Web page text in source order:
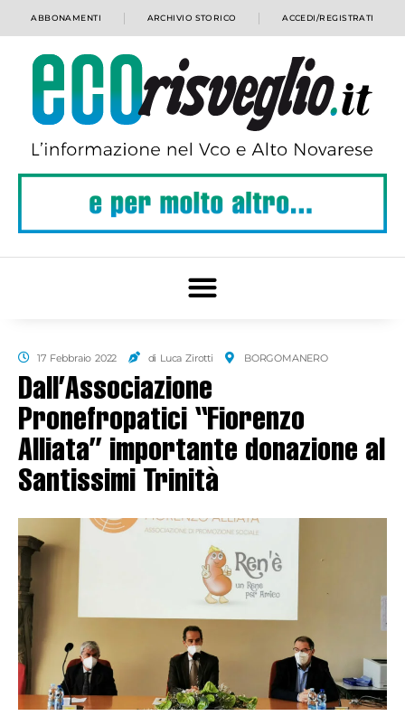
ABBONAMENTI ARCHIVIO STORICO ACCEDI/REGISTRATI
17 Febbraio 2022 di Luca Zirotti BORGOMANERO
Dall’Associazione
Pronefropatici “Fiorenzo
Alliata” importante donazione al
Santissimi Trinità